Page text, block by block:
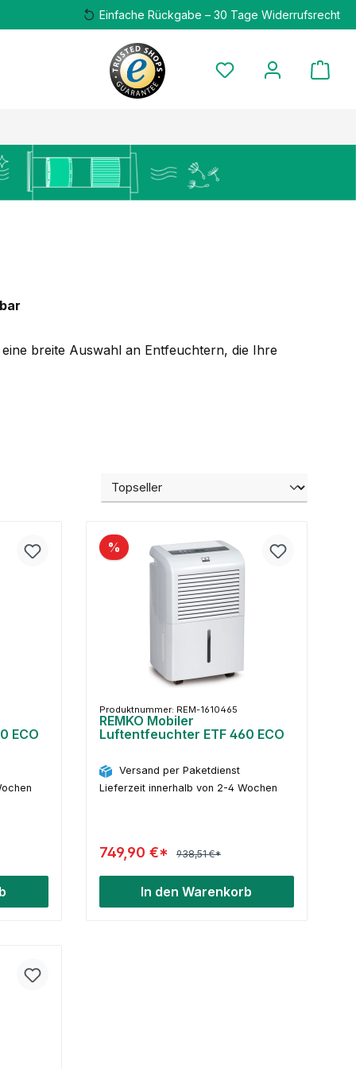
Einfache Rückgabe – 30 Tage Widerrufsrecht
breite Auswahl an Entfeuchtern, die Ihre
ECO
%
Produktnummer: REM-1610465
REMKO Mobiler
Luftentfeuchter ETF 460 ECO
Versand per Paketdienst
Lieferzeit innerhalb von 2-4 Wochen
749,90 €* 938,51 €*
In den Warenkorb